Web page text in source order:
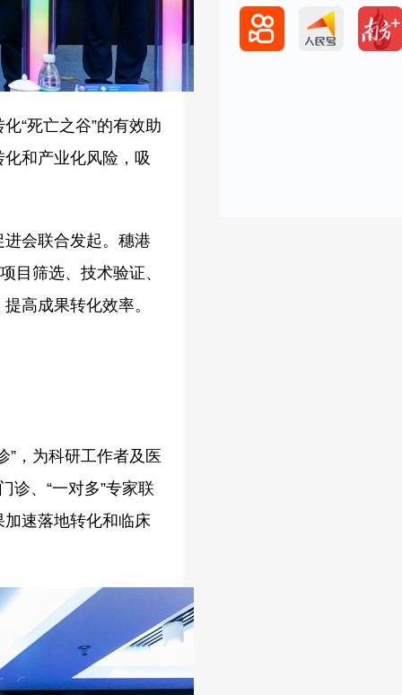
“死亡之谷”的有效助
和产业化风险，吸
会联合发起。穗港
目筛选、技术验证、
高成果转化效率。
，为科研工作者及医
诊、“一对多”专家联
速落地转化和临床